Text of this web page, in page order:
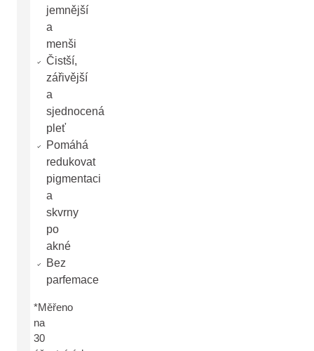
jemnější
a
menši
Čistší,
zářivější
a
sjednocená
pleť
Pomáhá
redukovat
pigmentaci
a
skvrny
po
akné
Bez
parfemace
*Měřeno
na
30